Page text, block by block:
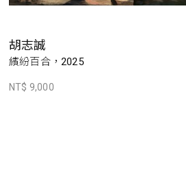
胡志誠
繽紛百合，2025
NT$ 9,000